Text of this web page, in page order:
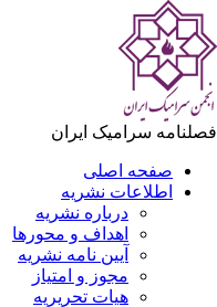
سرامیک ایران
صفحه اصلی
اطلاعات نشریه
درباره نشریه
اهداف و محورها
آیین نامه نشریه
مجوز و امتیاز
هیات تحریریه